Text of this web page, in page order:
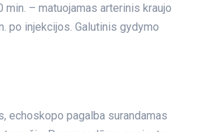
– matuojamas arterinis kraujo
po injekcijos. Galutinis gydymo
echoskopo pagalba surandamas